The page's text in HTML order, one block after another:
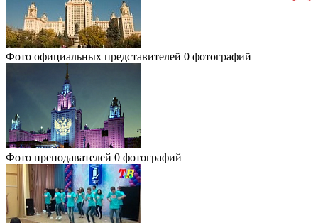
Фото официальных представителей 0 фотографий
Фото преподавателей 0 фотографий